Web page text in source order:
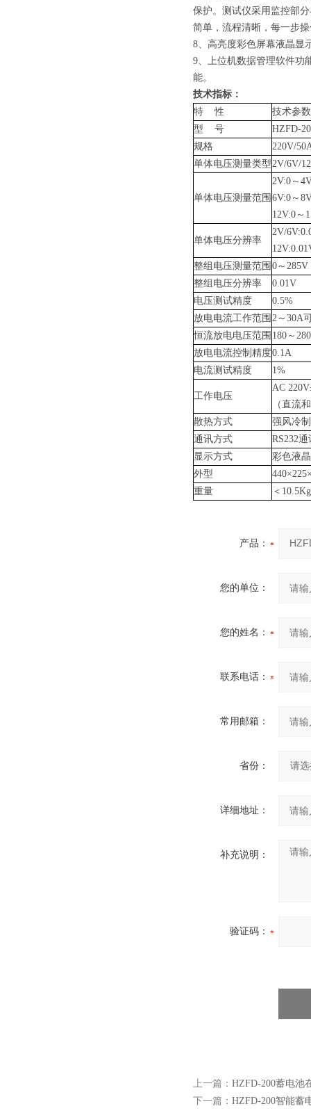
保护。测试仪采用监控部
简单，流程清晰，每一步
8、高亮度彩色屏幕液晶显
9、上位机数据管理软件功
能。
技术指标：
特 性
技术参数
型 号
HZFD-
规格
220V/
单体电压测量类型2V/6V/
单体电压测量范围
2V:0～
6V:0～
12V:0～
单体电压分辨率
2V/
整组电压测量范围 0～285V
整组电压分辨率
0.01V
电压测试精度
0.5%
放电电流工作范围 2～30A
恒流放电电压范围 180～
放电电流控制精度0.1A
电流测试精度
1%
工作电压
AC
（直流
散热方式
强风冷制
通讯方式
RS232
显示方式
彩色液
外型
重量
＜10.5Kg
产品：
您的单位：
您的姓名：
联系电话：
常用邮箱：
省份：
详细地址：
补充说明：
验证码：
上一篇： HZFD-200蓄电池
下一篇： HZFD-200智能蓄